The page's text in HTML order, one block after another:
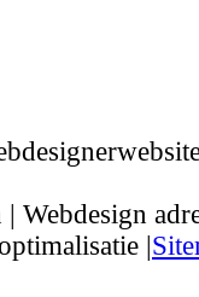
Webdesign
|